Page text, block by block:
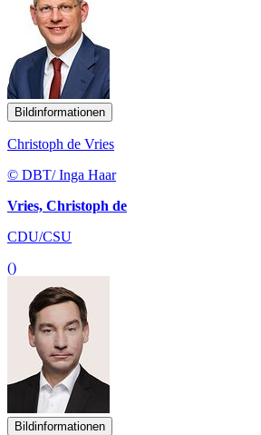
Bildinformationen
Christoph de Vries
© DBT/ Inga Haar
Vries, Christoph de
CDU/CSU
()
Bildinformationen